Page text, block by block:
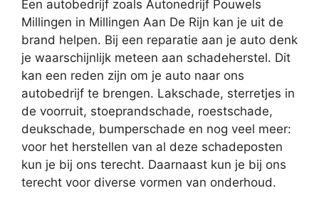
Een autobedrijf zoals Autonedrijf Pouwels
Millingen in Millingen Aan De Rijn kan je uit de
brand helpen. Bij een reparatie aan je auto denk
je waarschijnlijk meteen aan schadeherstel. Dit
kan een reden zijn om je auto naar ons
autobedrijf te brengen. Lakschade, sterretjes in
de voorruit, stoeprandschade, roestschade,
deukschade, bumperschade en nog veel meer:
voor het herstellen van al deze schadeposten
kun je bij ons terecht. Daarnaast kun je bij ons
terecht voor diverse vormen van onderhoud.